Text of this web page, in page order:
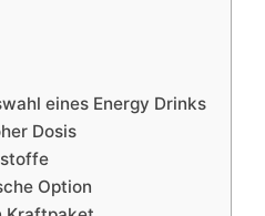
eines Energy Drinks
Dosis
Option